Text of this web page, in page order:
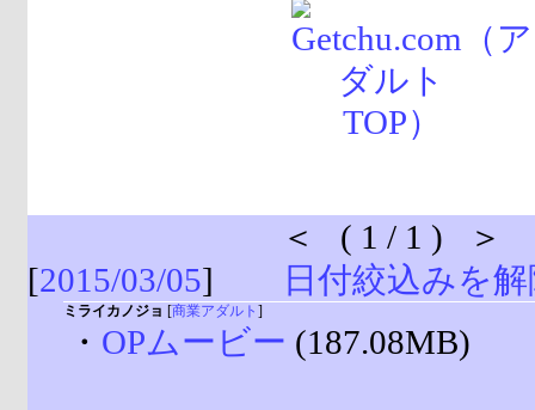
＜ ( 1 / 1 ) ＞
[2015/03/05] 日付絞込みを
ミライカノジョ [商業アダルト ]
・ OPムービー (187.08MB)